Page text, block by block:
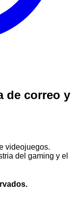
de correo y
videojuegos.
del gaming y el